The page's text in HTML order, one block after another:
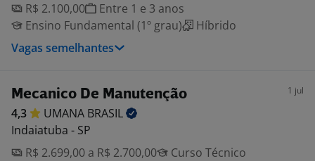
R$ 2.100,00
Entre 1 e 3 anos
Ensino Fundamental (1º grau)
Híbrido
Vagas semelhantes
Mecanico De Manutenção 1 jul
4,3 UMANA BRASIL
Indaiatuba - SP
R$ 2.699,00 a R$ 2.700,00
Curso Técnico